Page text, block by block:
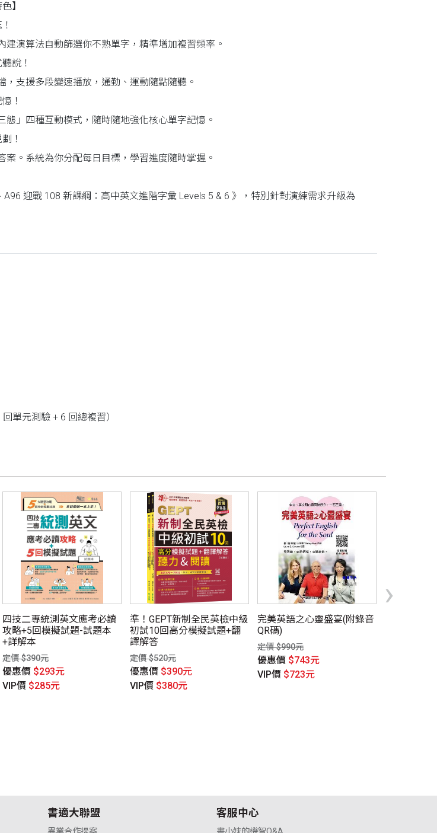
】
建演算法自動篩選你不熟單字，精準增加複習頻率。
說！
，支援多段變速播放，通勤、運動隨點隨聽。
！
態」四種互動模式，隨時隨地強化核心單字記憶。
！
案。系統為你分配每日目標，學習進度隨時掌握。
迎戰 108 新課綱：高中英文進階字彙 Levels 5 & 6 》，特別針對演練需求升級為
單元測驗 + 6 回總複習）
四技二專統測英文應考必讀
攻略+5回模擬試題-試題本
+詳解本
定價 $390元
優惠價 $293元
VIP價 $285元
準！GEPT新制全民英檢中級
初試10回高分模擬試題+翻
譯解答
定價 $520元
優惠價 $390元
VIP價 $380元
完美英語之心靈盛宴(附錄音
QR碼)
定價 $990元
優惠價 $743元
VIP價 $723元
›
書適大聯盟 客服中心